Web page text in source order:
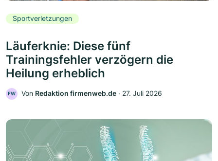
Sportverletzungen
Läuferknie: Diese fünf
Trainingsfehler verzögern die
Heilung erheblich
FW Von Redaktion firmenweb.de ‧ 27. Juli 2026